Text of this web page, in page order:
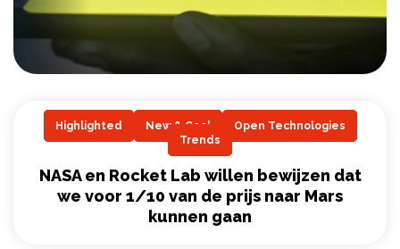
Highlighted New & Cool
Open Technologies
Trends
NASA en Rocket Lab willen bewijzen dat
we voor 1/10 van de prijs naar Mars
kunnen gaan